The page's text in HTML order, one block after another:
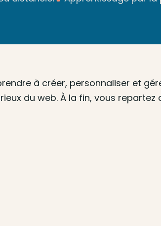
à créer, personnaliser et
du web. À la fin, vous